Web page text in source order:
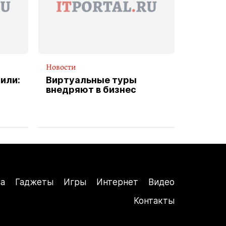
Новости
Виртуальные туры
внедряют в бизнес
Гаджеты Игры Интернет
Видео
Контакты